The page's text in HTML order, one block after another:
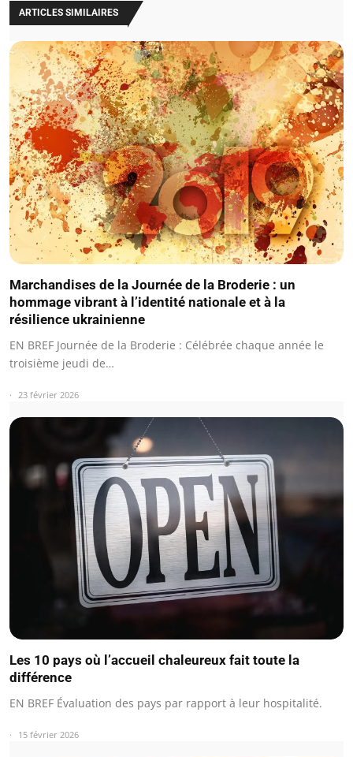
ARTICLES SIMILAIRES
Marchandises de la Journée de la Broderie : un
hommage vibrant à l’identité nationale et à la
résilience ukrainienne
EN BREF Journée de la Broderie : Célébrée chaque année le
troisième jeudi de…
23 février 2026
Les 10 pays où l’accueil chaleureux fait toute la
différence
EN BREF Évaluation des pays par rapport à leur hospitalité.
15 février 2026